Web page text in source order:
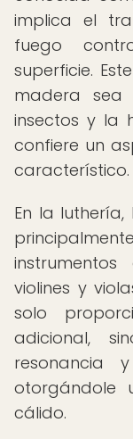
implica el
fuego
superficie.
madera sea
insectos y la
confiere un
característico.
En la
violines y
solo
adicional,
resonancia
otorgándole
cálido.